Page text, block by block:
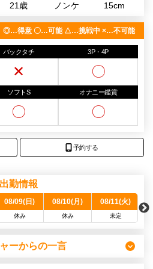
21歳 ノンケ 15cm
◎…得意 〇…可能 △…挑戦中 ×…不可能
バックタチ
✕
3P・4P
〇
ソフトS
〇
オナニー鑑賞
〇
予約する
出勤情報
08/09(日)
休み
08/10(月)
休み
08/11(火)
未定
ーからの一言